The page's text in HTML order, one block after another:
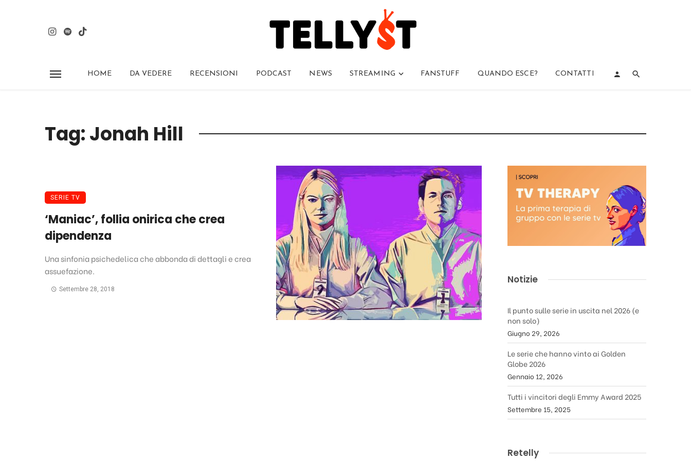
HOME DA VEDERE RECENSIONI PODCAST NEWS STREAMING FANSTUFF QUANDO ESCE? CONTATTI
Tag: Jonah Hill
SERIE TV
‘Maniac’, follia onirica che crea
dipendenza
Una sinfonia psichedelica che abbonda di dettagli e crea
assuefazione.
Settembre 28, 2018
Notizie
Il punto sulle serie in uscita nel 2026 (e
non solo)
Giugno 29, 2026
Le serie che hanno vinto ai Golden
Globe 2026
Gennaio 12, 2026
Tutti i vincitori degli Emmy Award 2025
Settembre 15, 2025
Retelly